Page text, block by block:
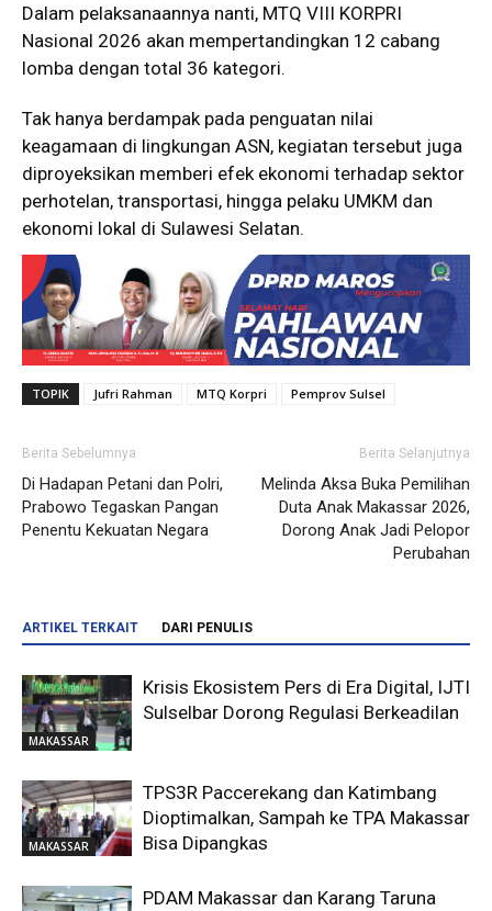
Dalam pelaksanaannya nanti, MTQ VIII KORPRI
Nasional 2026 akan mempertandingkan 12 cabang
lomba dengan total 36 kategori.
Tak hanya berdampak pada penguatan nilai
keagamaan di lingkungan ASN, kegiatan tersebut juga
diproyeksikan memberi efek ekonomi terhadap sektor
perhotelan, transportasi, hingga pelaku UMKM dan
ekonomi lokal di Sulawesi Selatan.
TOPIK Jufri Rahman MTQ Korpri Pemprov Sulsel
Berita Sebelumnya
Di Hadapan Petani dan Polri,
Prabowo Tegaskan Pangan
Penentu Kekuatan Negara
Berita Selanjutnya
Melinda Aksa Buka Pemilihan
Duta Anak Makassar 2026,
Dorong Anak Jadi Pelopor
Perubahan
ARTIKEL TERKAIT DARI PENULIS
MAKASSAR
Krisis Ekosistem Pers di Era Digital, IJTI
Sulselbar Dorong Regulasi Berkeadilan
MAKASSAR
TPS3R Paccerekang dan Katimbang
Dioptimalkan, Sampah ke TPA Makassar
Bisa Dipangkas
PDAM Makassar dan Karang Taruna